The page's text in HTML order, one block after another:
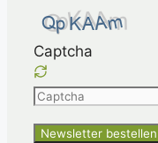
Captcha
Please
the